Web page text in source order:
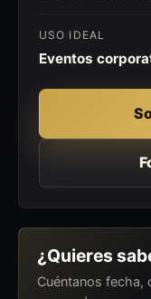
USO IDEAL
Eventos
¿Quieres
Cuéntanos fecha,